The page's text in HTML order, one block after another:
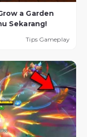
a Garden
Sekarang!
Tips Gameplay